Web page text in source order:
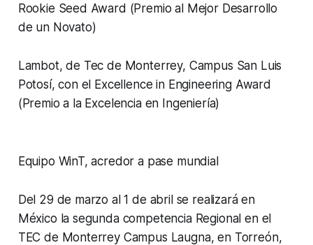
Rookie Seed Award (Premio al Mejor Desarrollo
de un Novato)
Lambot, de Tec de Monterrey, Campus San Luis
Potosí, con el Excellence in Engineering Award
(Premio a la Excelencia en Ingeniería)
Equipo WinT, acredor a pase mundial
Del 29 de marzo al 1 de abril se realizará en
México la segunda competencia Regional en el
TEC de Monterrey Campus Laugna, en Torreón,